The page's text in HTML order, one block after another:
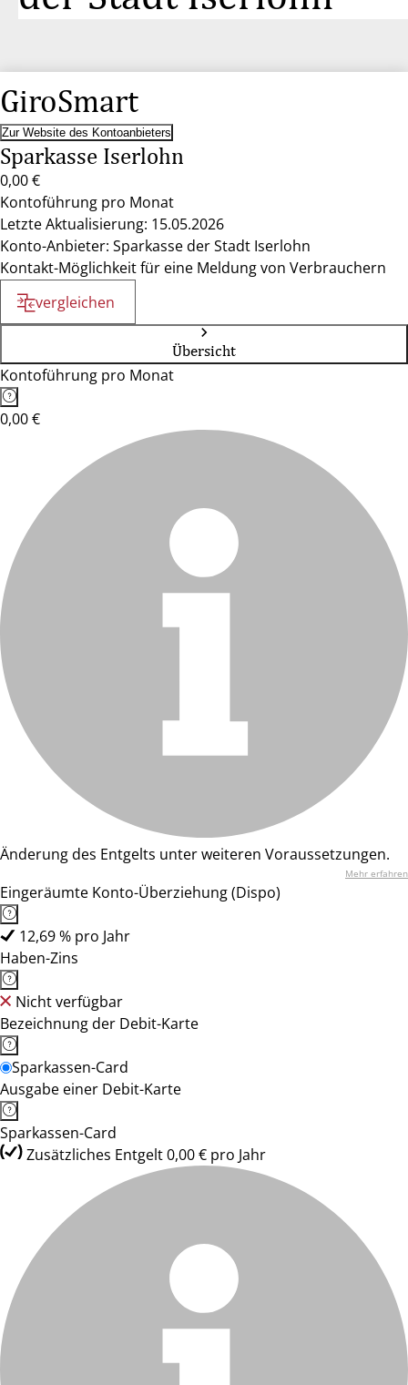
GiroSmart
Zur Website des Kontoanbieters
Sparkasse Iserlohn
0,00 €
Kontoführung pro Monat
Letzte Aktualisierung: 15.05.2026
Konto-Anbieter: Sparkasse der Stadt Iserlohn
Kontakt-Möglichkeit für eine Meldung von Verbrauchern
vergleichen
Übersicht
Kontoführung pro Monat
0,00 €
Änderung des Entgelts unter weiteren Voraussetzungen.
Mehr erfahren
Eingeräumte Konto-Überziehung (Dispo)
12,69 % pro Jahr
Haben-Zins
Nicht verfügbar
Bezeichnung der Debit-Karte
Sparkassen-Card
Ausgabe einer Debit-Karte
Sparkassen-Card
Zusätzliches Entgelt 0,00 € pro Jahr